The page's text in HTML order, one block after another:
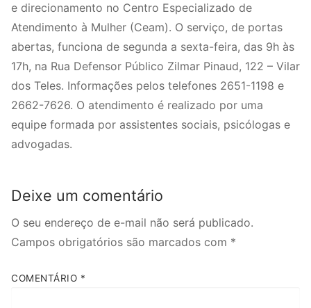
e direcionamento no Centro Especializado de
Atendimento à Mulher (Ceam). O serviço, de portas
abertas, funciona de segunda a sexta-feira, das 9h às
17h, na Rua Defensor Público Zilmar Pinaud, 122 – Vilar
dos Teles. Informações pelos telefones 2651-1198 e
2662-7626. O atendimento é realizado por uma
equipe formada por assistentes sociais, psicólogas e
advogadas.
Deixe um comentário
O seu endereço de e-mail não será publicado.
Campos obrigatórios são marcados com *
COMENTÁRIO *